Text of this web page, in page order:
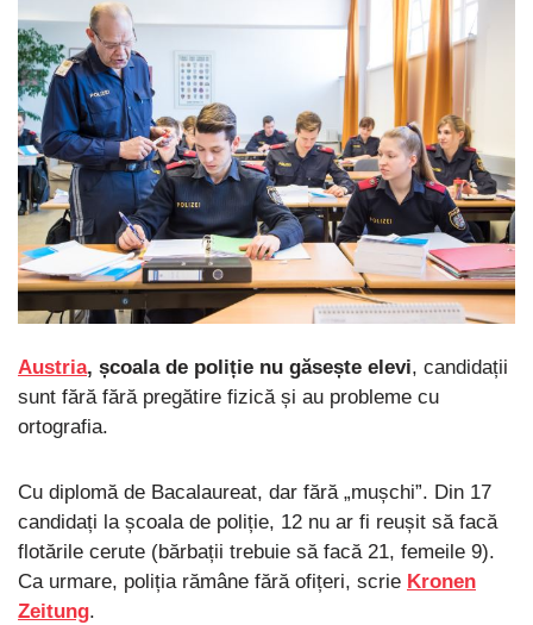
Austria, școala de poliție nu găsește elevi, candidații
sunt fără fără pregătire fizică și au probleme cu
ortografia.
Cu diplomă de Bacalaureat, dar fără „mușchi”. Din 17
candidați la școala de poliție, 12 nu ar fi reușit să facă
flotările cerute (bărbații trebuie să facă 21, femeile 9).
Ca urmare, poliția rămâne fără ofițeri, scrie Kronen
Zeitung.